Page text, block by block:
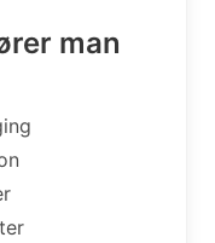
man